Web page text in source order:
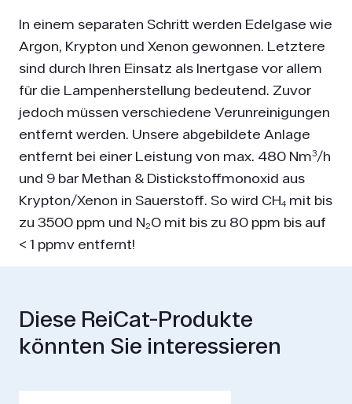
In einem separaten Schritt werden Edelgase wie
Argon, Krypton und Xenon gewonnen. Letztere
sind durch Ihren Einsatz als Inertgase vor allem
für die Lampenherstellung bedeutend. Zuvor
jedoch müssen verschiedene Verunreinigungen
entfernt werden. Unsere abgebildete Anlage
entfernt bei einer Leistung von max. 480 Nm³/h
und 9 bar Methan & Distickstoffmonoxid aus
Krypton/Xenon in Sauerstoff. So wird CH₄ mit bis
zu 3500 ppm und N₂O mit bis zu 80 ppm bis auf
< 1 ppmv entfernt!
Diese ReiCat-Produkte
könnten Sie interessieren